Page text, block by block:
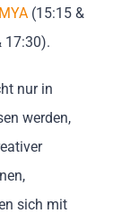
MYA(15:15 &
17:30).
nur in
werden,
sich mit